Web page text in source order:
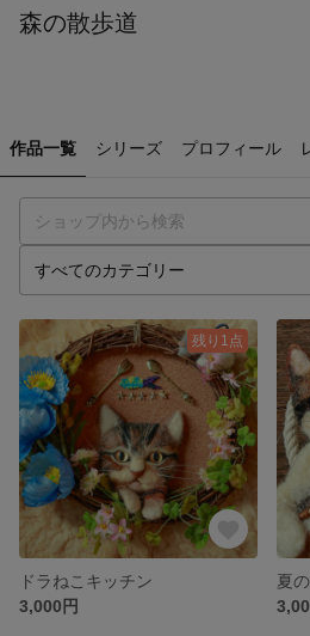
森の散歩道
作品一覧 シリーズ プロフィール
残り1点
ドラねこキッチン
3,000円
夏